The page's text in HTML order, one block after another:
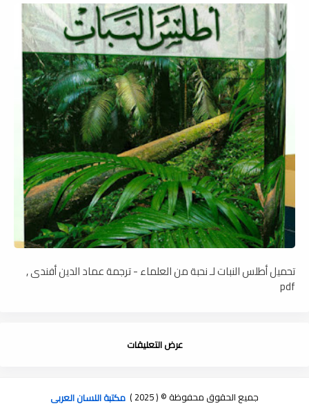
تحميل أطلس النبات لـ نحبة من العلماء - ترجمة عماد الدين أفندى ,
pdf
عرض التعليقات
جميع الحقوق محفوظة © ( 2025 ) مكتبة اللسان العربى